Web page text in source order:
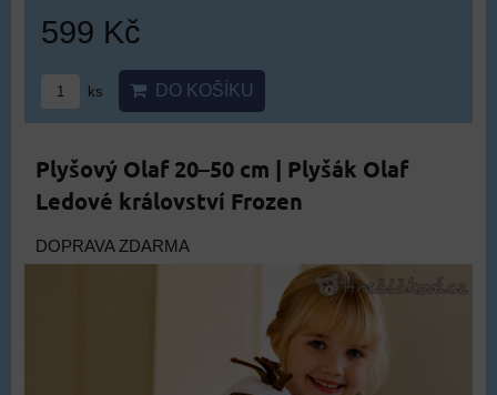
599 Kč
ks DO KOŠÍKU
Plyšový Olaf 20–50 cm | Plyšák Olaf
Ledové království Frozen
DOPRAVA ZDARMA